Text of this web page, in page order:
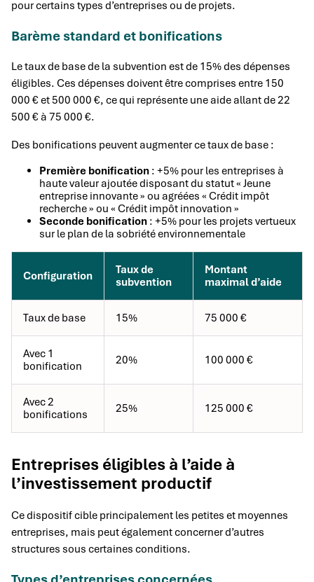
pour certains types d’entreprises ou de projets.
Barème standard et bonifications
Le taux de base de la subvention est de 15% des dépenses
éligibles. Ces dépenses doivent être comprises entre 150
000 € et 500 000 €, ce qui représente une aide allant de 22
500 € à 75 000 €.
Des bonifications peuvent augmenter ce taux de base :
Première bonification : +5% pour les entreprises à
haute valeur ajoutée disposant du statut « Jeune
entreprise innovante » ou agréées « Crédit impôt
recherche » ou « Crédit impôt innovation »
Seconde bonification : +5% pour les projets vertueux
sur le plan de la sobriété environnementale
Configuration
Taux de
subvention
Montant
maximal d’aide
Taux de base 15% 75 000 €
Avec 1
bonification
20% 100 000 €
Avec 2
bonifications
25% 125 000 €
Entreprises éligibles à l’aide à
l’investissement productif
Ce dispositif cible principalement les petites et moyennes
entreprises, mais peut également concerner d’autres
structures sous certaines conditions.